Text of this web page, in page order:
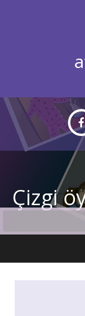
Çizgi